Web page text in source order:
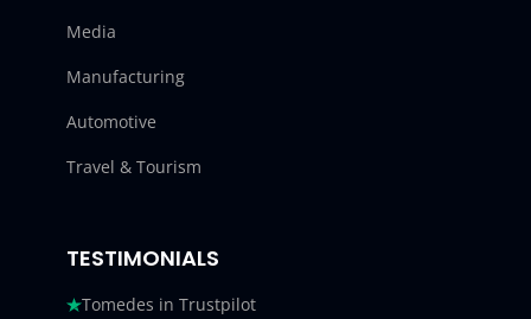
Media
Manufacturing
Automotive
Travel & Tourism
TESTIMONIALS
Tomedes in Trustpilot